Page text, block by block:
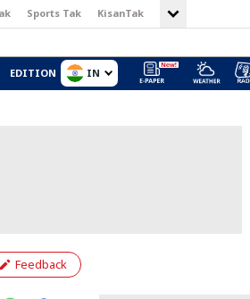
Sports Tak KisanTak
EDITION IN
Feedback